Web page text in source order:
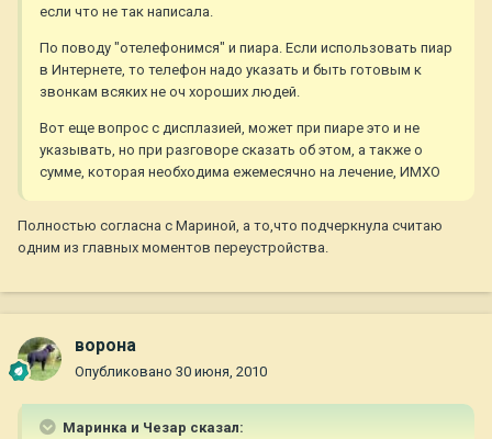
если что не так написала.
По поводу "отелефонимся" и пиара. Если использовать пиар
в Интернете, то телефон надо указать и быть готовым к
звонкам всяких не оч хороших людей.
Вот еще вопрос с дисплазией, может при пиаре это и не
указывать, но при разговоре сказать об этом, а также о
сумме, которая необходима ежемесячно на лечение, ИМХО
Полностью согласна с Мариной, а то,что подчеркнула считаю
одним из главных моментов переустройства.
ворона
Опубликовано 30 июня, 2010
Маринка и Чезар сказал: